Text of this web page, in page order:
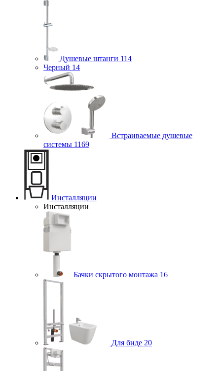
Душевые штанги 114
Черный 14
Встраиваемые душевые
системы 1169
Инсталляции
Инсталляции
Бачки скрытого монтажа 16
Для биде 20